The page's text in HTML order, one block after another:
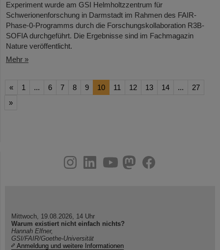
Experiment wurde am GSI Helmholtzzentrum für
Schwerionenforschung in Darmstadt im Rahmen des FAIR-
Phase-0-Programms durch die Forschungskollaboration R3B-
SOFIA durchgeführt. Die Ergebnisse sind im Fachmagazin
Nature veröffentlicht.
Mehr »
« 1 ... 6 7 8 9 10 11 12 13 14 ...
27
»
youtube
helmholtz.social
facebook
Mittwoch, 19.08.2026, 14 Uhr
Warum existiert nicht einfach nichts?
Hannah Elfner,
GSI/FAIR/Goethe-Universität
Anmeldung und weitere Informationen